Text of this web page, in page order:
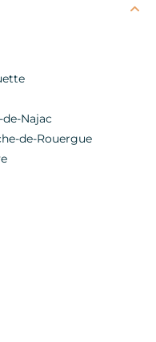
Najac
de-Rouergue